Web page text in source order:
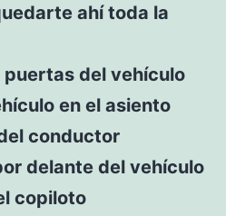
ahí toda la
puertas del vehículo
en el asiento
conductor
delante del vehículo
copiloto